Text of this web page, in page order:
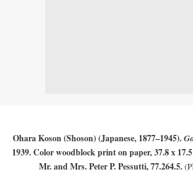
Ohara Koson (Shoson) (Japanese, 1877–1945).
1939. Color woodblock print on paper, 37.8 x
Mr. and Mrs. Peter P. Pessutti, 77.264.5.